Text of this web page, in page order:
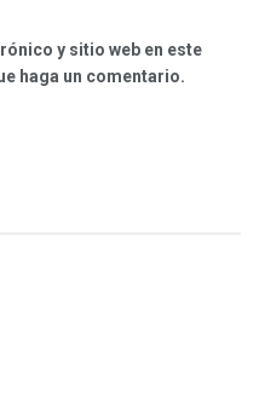
y sitio web en este
haga un comentario.